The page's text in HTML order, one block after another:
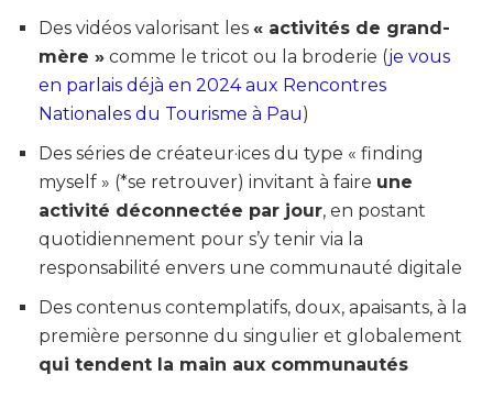
Des vidéos valorisant les « activités de grand-
mère » comme le tricot ou la broderie (je vous
en parlais déjà en 2024 aux Rencontres
Nationales du Tourisme à Pau)
Des séries de créateur·ices du type « finding
myself » (*se retrouver) invitant à faire une
activité déconnectée par jour, en postant
quotidiennement pour s’y tenir via la
responsabilité envers une communauté digitale
Des contenus contemplatifs, doux, apaisants, à la
première personne du singulier et globalement
qui tendent la main aux communautés